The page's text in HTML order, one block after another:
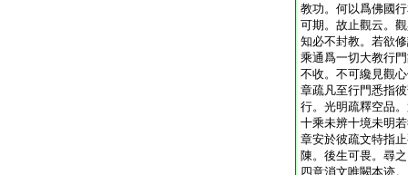
教功。何以爲佛國
可期。故止觀云。
知必不封教。若欲
乘通爲一切大教行
不收。不可纔見觀
章疏凡至行門悉指
行。光明疏釋空品
十乘未辨十境未明
章安於彼疏文特指
陳。後生可畏。尋
四意消文唯闕本迹